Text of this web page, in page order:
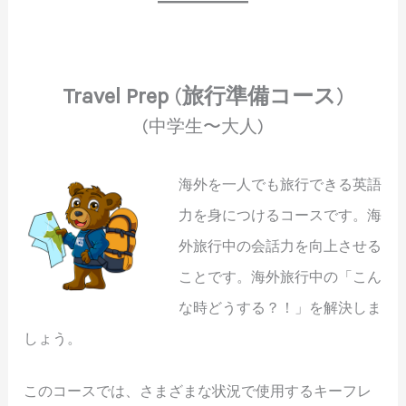
Travel Prep (旅行準備コース)
(中学生〜大人)
海外を一人でも旅行できる英語
力を身につけるコースです。海
外旅行中の会話力を向上させる
ことです。海外旅行中の「こん
な時どうする？！」を解決しま
しょう。
このコースでは、さまざまな状況で使用するキーフレ